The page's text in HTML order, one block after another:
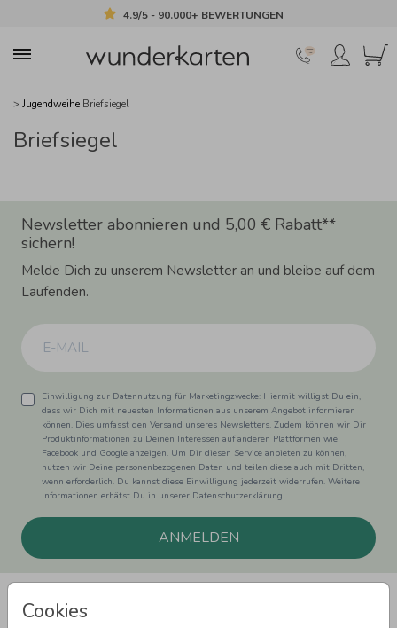
4.9/5 - 90.000+ BEWERTUNGEN
Cookies
> Jugendweihe Briefsiegel
Briefsiegel
Newsletter abonnieren und 5,00 € Rabatt**
sichern!
Melde Dich zu unserem Newsletter an und bleibe auf dem
Laufenden.
Einwilligung zur Datennutzung für Marketingzwecke: Hiermit willigst Du ein,
dass wir Dich mit neuesten Informationen aus unserem Angebot informieren
können. Dies umfasst den Versand unseres Newsletters. Zudem können wir Dir
Produktinformationen zu Deinen Interessen auf anderen Plattformen wie
Facebook und Google anzeigen. Um Dir diesen Service anbieten zu können,
nutzen wir Deine personenbezogenen Daten und teilen diese auch mit Dritten,
wenn erforderlich. Du kannst diese Einwilligung jederzeit widerrufen. Weitere
Informationen erhätst Du in unserer Datenschutzerklärung.
ANMELDEN